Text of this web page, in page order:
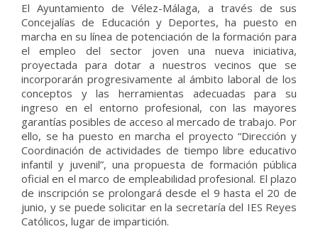
El Ayuntamiento de Vélez-Málaga, a través de sus
Concejalías de Educación y Deportes, ha puesto en
marcha en su línea de potenciación de la formación para
el empleo del sector joven una nueva iniciativa,
proyectada para dotar a nuestros vecinos que se
incorporarán progresivamente al ámbito laboral de los
conceptos y las herramientas adecuadas para su
ingreso en el entorno profesional, con las mayores
garantías posibles de acceso al mercado de trabajo. Por
ello, se ha puesto en marcha el proyecto “Dirección y
Coordinación de actividades de tiempo libre educativo
infantil y juvenil”, una propuesta de formación pública
oficial en el marco de empleabilidad profesional. El plazo
de inscripción se prolongará desde el 9 hasta el 20 de
junio, y se puede solicitar en la secretaría del IES Reyes
Católicos, lugar de impartición.